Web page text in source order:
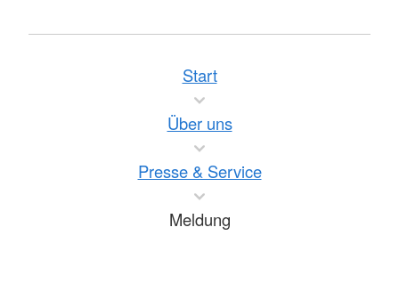
Start
Über uns
Presse & Service
Meldung